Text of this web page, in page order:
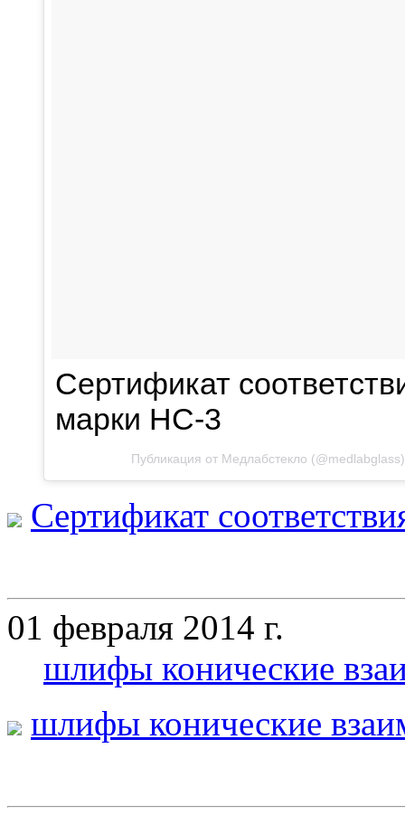
Сертификат
марки НС-3
Публикация от Медлабстекло (
Сертификат
01 февраля 2014 г.
шлифы конические
шлифы конические